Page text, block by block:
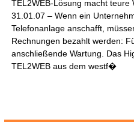
TEL2WEB-Lösung macht teure
31.01.07 – Wenn ein
Telefonanlage anschafft,
Rechnungen bezahlt werden:
anschließende Wartung. Das
TEL2WEB aus dem westf�